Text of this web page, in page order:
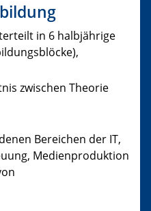
in 6 halbjährige
zwischen Theorie
Bereichen der IT,
Medienproduktion